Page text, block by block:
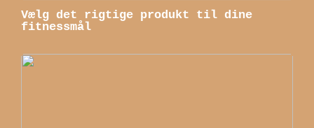
Vælg det rigtige produkt til dine
fitnessmål